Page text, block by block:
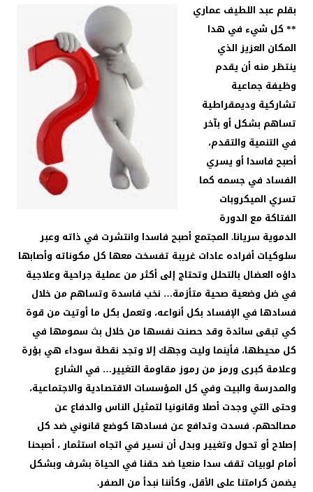
بقلم عبد اللطيف عماري
** كل شيء في هدا
المكان العزيز الذي
ينتظر منه أن يقدم
وظيفة جماعية
تشاركية وديمقراطية
تساهم بشكل أو بآخر
في التنمية والتقدم،
أصبح فاسدا أو يسري
الفساد في جسمه كما
تسري الميكروبات
الفتاكة مع الدورة
الدموية سريانا. المجتمع أصبح فاسدا وانتشرت في ذاته وعبر
سلوكيات أفراده عادات غريبة تفسخت معها كل مكوناته وأصابها
داؤه العضال بالتحلل وتحتاج إلى أكثر من عملية جراحية وعلاجية
في ضل وضعية صحية متأزمة… نخب فاسدة وتساهم من خلال
فسادها في الإفساد بكل أنواعه، وتعمل بكل ما أوتيت من قوة
كي تبقى سائدة وقد حصنت نفسها من خلال بث سمومها في
كل محيطها، فأينما وليت وجهك إلا وتجد نقطة سوداء هي بؤرة
وعلامة كبرى ورمز من رموز مقاومة التغيير… في الشارع
والمدرسة والبيت وفي كل المؤسسات الاقتصادية والاجتماعية،
وحتى التي وجدت أصلا وقانونيا لتمثيل الناس والدفاع عن
مصالحهم، فسدت وتدافع عن فسادها كوضع قانوني ضد كل
إصلاح أو تحول وتغيير وبدل أن نسير في اتجاه استثمار ، أصبحنا
أمام لوبيات تقف سدا منعيا ضد حقنا في الحياة بشرف وبشكل
يضمن كرامتنا على الأقل، وكأننا نبدأ من الصفر.